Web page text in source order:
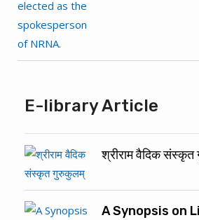
E-library Article
श्रीराम वैदिक
A Synopsis on